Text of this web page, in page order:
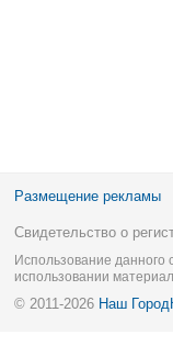
Размещение рекламы
Свидетельство о
Использование данного
использовании
© 2011-2026 Наш